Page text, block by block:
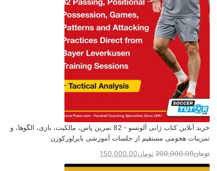
خرید آنلاین کتاب ژابی آلونسو - 82 تمرین پاس، مالکیت، بازی، الگوها، و
تمرینات هجومی مستقیم از جلسات آموزشی بایرلورکوزن
تومان200,000.00 تومان150,000.00